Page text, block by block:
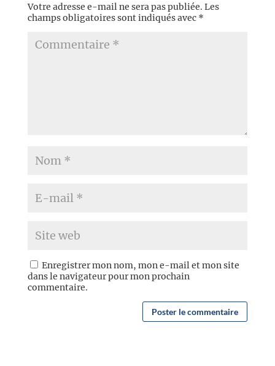
Votre adresse e-mail ne sera pas publiée. Les
champs obligatoires sont indiqués avec *
Enregistrer mon nom, mon e-mail et mon site
dans le navigateur pour mon prochain
commentaire.